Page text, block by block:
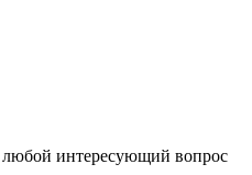
интересующий вопрос